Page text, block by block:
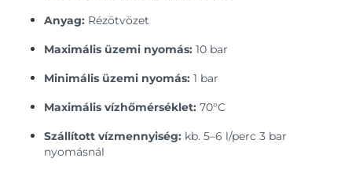
Anyag: Rézötvözet
Maximális üzemi nyomás: 10 bar
Minimális üzemi nyomás: 1 bar
Maximális vízhőmérséklet: 70°C
Szállított vízmennyiség: kb. 5–6 l/perc 3 bar
nyomásnál